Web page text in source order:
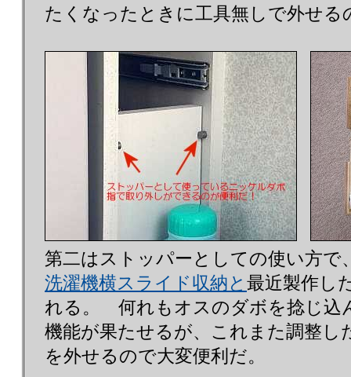
たくなったときに工具無しで外せる
第二はストッパーとしての使い方で
洗濯機横スライド収納と 最近製作し
れる。 何れもオスのダボを捻じ込
機能が果たせるが、これまた調整し
を外せるので大変便利だ。